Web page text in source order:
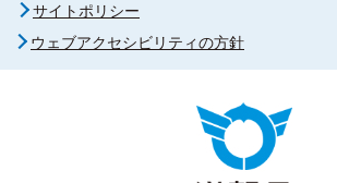
サイトポリシー
ウェブアクセシビリティの方針